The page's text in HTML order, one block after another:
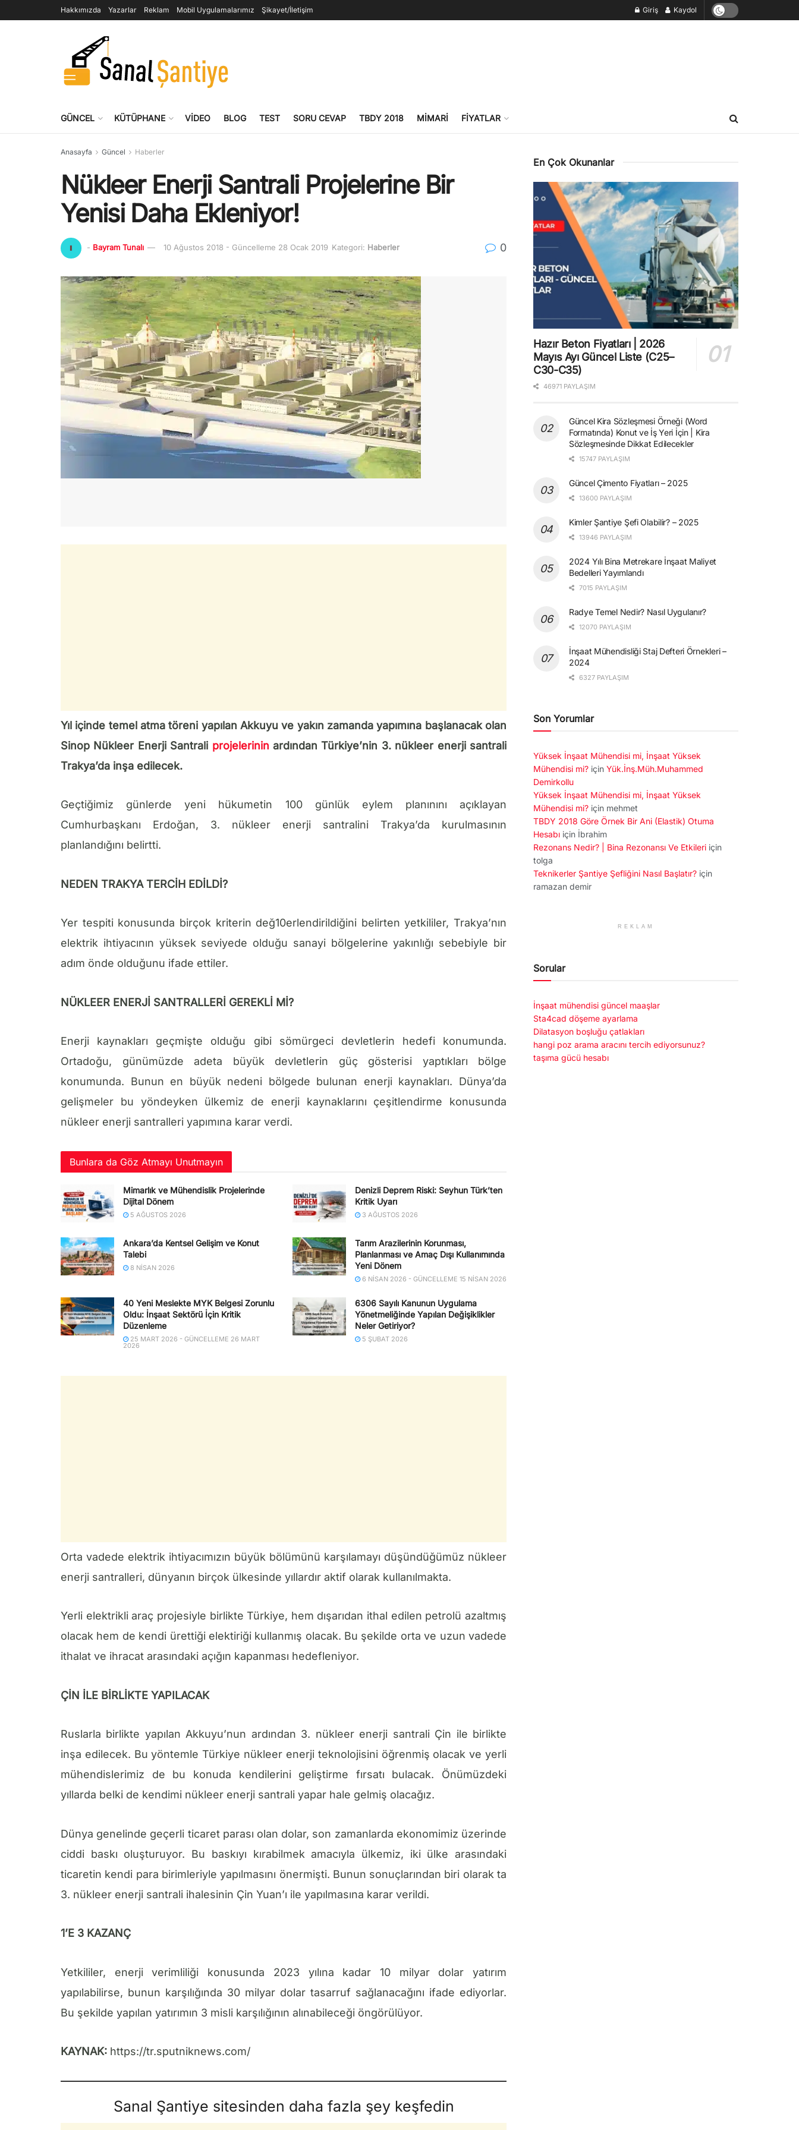
Hakkımızda Yazarlar Reklam Mobil Uygulamalarımız Şikayet/İletişim Giriş Kaydol
GÜNCEL KÜTÜPHANE VIDEO BLOG TEST SORU CEVAP TBDY 2018 MIMARI FIYATLAR
Anasayfa Güncel Haberler
Nükleer Enerji Santrali Projelerine Bir
Yenisi Daha Ekleniyor!
- Bayram Tunalı 10 Ağustos 2018 - Güncelleme 28 Ocak 2019 Kategori: Haberler 0
Yıl içinde temel atma töreni yapılan Akkuyu ve yakın zamanda yapımına başlanacak olan
Sinop Nükleer Enerji Santrali projelerinin ardından Türkiye’nin 3. nükleer enerji santrali
Trakya’da inşa edilecek.
Geçtiğimiz günlerde yeni hükumetin 100 günlük eylem planınını açıklayan
Cumhurbaşkanı Erdoğan, 3. nükleer enerji santralini Trakya’da kurulmasının
planlandığını belirtti.
NEDEN TRAKYA TERCİH EDİLDİ?
Yer tespiti konusunda birçok kriterin değ10erlendirildiğini belirten yetkililer, Trakya’nın
elektrik ihtiyacının yüksek seviyede olduğu sanayi bölgelerine yakınlığı sebebiyle bir
adım önde olduğunu ifade ettiler.
NÜKLEER ENERJİ SANTRALLERİ GEREKLİ Mİ?
Enerji kaynakları geçmişte olduğu gibi sömürgeci devletlerin hedefi konumunda.
Ortadoğu, günümüzde adeta büyük devletlerin güç gösterisi yaptıkları bölge
konumunda. Bunun en büyük nedeni bölgede bulunan enerji kaynakları. Dünya’da
gelişmeler bu yöndeyken ülkemiz de enerji kaynaklarını çeşitlendirme konusunda
nükleer enerji santralleri yapımına karar verdi.
Bunlara da Göz Atmayı Unutmayın
Mimarlık ve Mühendislik Projelerinde
Dijital Dönem
5 AĞUSTOS 2026
Denizli Deprem Riski: Seyhun Türk’ten
Kritik Uyarı
3 AĞUSTOS 2026
Ankara’da Kentsel Gelişim ve Konut
Talebi
8 NISAN 2026
Tarım Arazilerinin Korunması,
Planlanması ve Amaç Dışı Kullanımında
Yeni Dönem
6 NISAN 2026 - GÜNCELLEME 15 NISAN 2026
40 Yeni Meslekte MYK Belgesi Zorunlu
Oldu: İnşaat Sektörü İçin Kritik
Düzenleme
25 MART 2026 - GÜNCELLEME 26 MART
2026
6306 Sayılı Kanunun Uygulama
Yönetmeliğinde Yapılan Değişiklikler
Neler Getiriyor?
5 ŞUBAT 2026
Orta vadede elektrik ihtiyacımızın büyük bölümünü karşılamayı düşündüğümüz nükleer
enerji santralleri, dünyanın birçok ülkesinde yıllardır aktif olarak kullanılmakta.
Yerli elektrikli araç projesiyle birlikte Türkiye, hem dışarıdan ithal edilen petrolü azaltmış
olacak hem de kendi ürettiği elektiriği kullanmış olacak. Bu şekilde orta ve uzun vadede
ithalat ve ihracat arasındaki açığın kapanması hedefleniyor.
ÇİN İLE BİRLİKTE YAPILACAK
Ruslarla birlikte yapılan Akkuyu’nun ardından 3. nükleer enerji santrali Çin ile birlikte
inşa edilecek. Bu yöntemle Türkiye nükleer enerji teknolojisini öğrenmiş olacak ve yerli
mühendislerimiz de bu konuda kendilerini geliştirme fırsatı bulacak. Önümüzdeki
yıllarda belki de kendimi nükleer enerji santrali yapar hale gelmiş olacağız.
Dünya genelinde geçerli ticaret parası olan dolar, son zamanlarda ekonomimiz üzerinde
ciddi baskı oluşturuyor. Bu baskıyı kırabilmek amacıyla ülkemiz, iki ülke arasındaki
ticaretin kendi para birimleriyle yapılmasını önermişti. Bunun sonuçlarından biri olarak ta
3. nükleer enerji santrali ihalesinin Çin Yuan’ı ile yapılmasına karar verildi.
1’E 3 KAZANÇ
Yetkililer, enerji verimliliği konusunda 2023 yılına kadar 10 milyar dolar yatırım
yapılabilirse, bunun karşılığında 30 milyar dolar tasarruf sağlanacağını ifade ediyorlar.
Bu şekilde yapılan yatırımın 3 misli karşılığının alınabileceği öngörülüyor.
KAYNAK: https://tr.sputniknews.com/
Sanal Şantiye sitesinden daha fazla şey keşfedin
En Çok Okunanlar
Hazır Beton Fiyatları | 2026
Mayıs Ayı Güncel Liste (C25–
C30-C35)
46971 PAYLAŞIM
Güncel Kira Sözleşmesi Örneği (Word
Formatında) Konut ve İş Yeri İçin | Kira
Sözleşmesinde Dikkat Edilecekler
15747 PAYLAŞIM
Güncel Çimento Fiyatları – 2025
13600 PAYLAŞIM
Kimler Şantiye Şefi Olabilir? – 2025
13946 PAYLAŞIM
2024 Yılı Bina Metrekare İnşaat Maliyet
Bedelleri Yayımlandı
7015 PAYLAŞIM
Radye Temel Nedir? Nasıl Uygulanır?
12070 PAYLAŞIM
İnşaat Mühendisliği Staj Defteri Örnekleri –
2024
6327 PAYLAŞIM
Son Yorumlar
Yüksek İnşaat Mühendisi mi, İnşaat Yüksek
Mühendisi mi? için Yük.İnş.Müh.Muhammed
Demirkollu
Yüksek İnşaat Mühendisi mi, İnşaat Yüksek
Mühendisi mi? için mehmet
TBDY 2018 Göre Örnek Bir Ani (Elastik) Otuma
Hesabı için İbrahim
Rezonans Nedir? | Bina Rezonansı Ve Etkileri için
tolga
Teknikerler Şantiye Şefliğini Nasıl Başlatır? için
ramazan demir
REKLAM
Sorular
İnşaat mühendisi güncel maaşlar
Sta4cad döşeme ayarlama
Dilatasyon boşluğu çatlakları
hangi poz arama aracını tercih ediyorsunuz?
taşıma gücü hesabı